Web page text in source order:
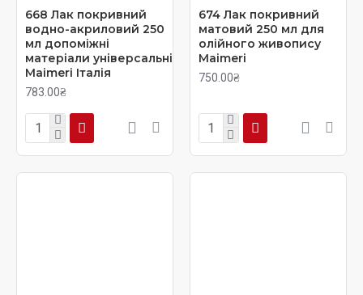
668 Лак покривний
водно-акриловий 250
мл допоміжні
матеріали універсальні
Maimeri Італія
783.00₴
674 Лак покривний
матовий 250 мл для
олійного живопису
Maimeri
750.00₴